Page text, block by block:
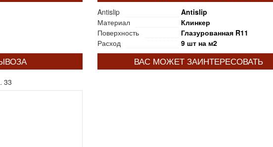
Antislip
Antislip
Материал
Клинкер
Поверхность
Глазурованная R11
Расход
9 шт на м2
33
ВАС МОЖЕТ ЗАИНТЕРЕСОВАТЬ